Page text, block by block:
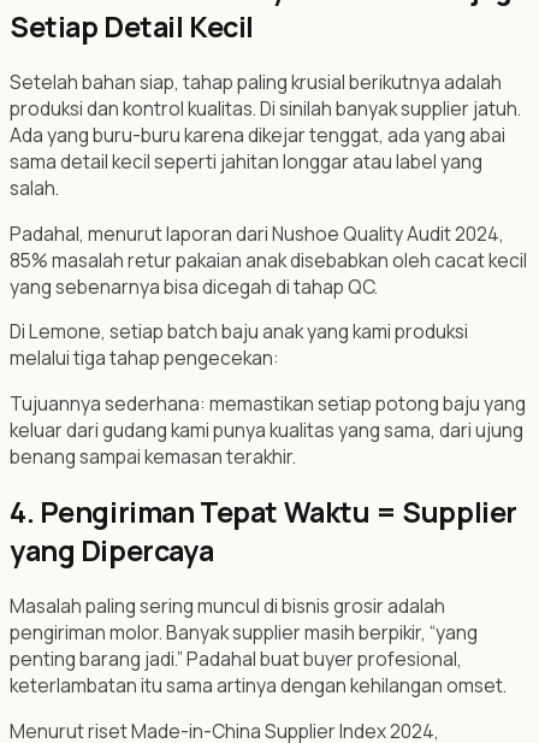
Setiap Detail Kecil
Setelah bahan siap, tahap paling krusial berikutnya adalah
produksi dan kontrol kualitas. Di sinilah banyak supplier jatuh.
Ada yang buru-buru karena dikejar tenggat, ada yang abai
sama detail kecil seperti jahitan longgar atau label yang
salah.
Padahal, menurut laporan dari Nushoe Quality Audit 2024,
85% masalah retur pakaian anak disebabkan oleh cacat kecil
yang sebenarnya bisa dicegah di tahap QC.
Di Lemone, setiap batch baju anak yang kami produksi
melalui tiga tahap pengecekan:
Tujuannya sederhana: memastikan setiap potong baju yang
keluar dari gudang kami punya kualitas yang sama, dari ujung
benang sampai kemasan terakhir.
4. Pengiriman Tepat Waktu = Supplier
yang Dipercaya
Masalah paling sering muncul di bisnis grosir adalah
pengiriman molor. Banyak supplier masih berpikir, “yang
penting barang jadi.” Padahal buat buyer profesional,
keterlambatan itu sama artinya dengan kehilangan omset.
Menurut riset Made-in-China Supplier Index 2024,